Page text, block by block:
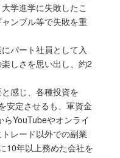
学進学に失敗したこ
ンブル等で失敗を重
パート社員として入
しさを思い出し、約2
感じ、各種投資を
安定させるも、軍資金
YouTubeやオンライ
レード以外での副業
10年以上務めた会社を